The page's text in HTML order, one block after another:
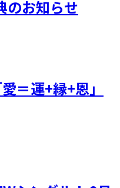
のお知らせ
＝運+縁+恩」